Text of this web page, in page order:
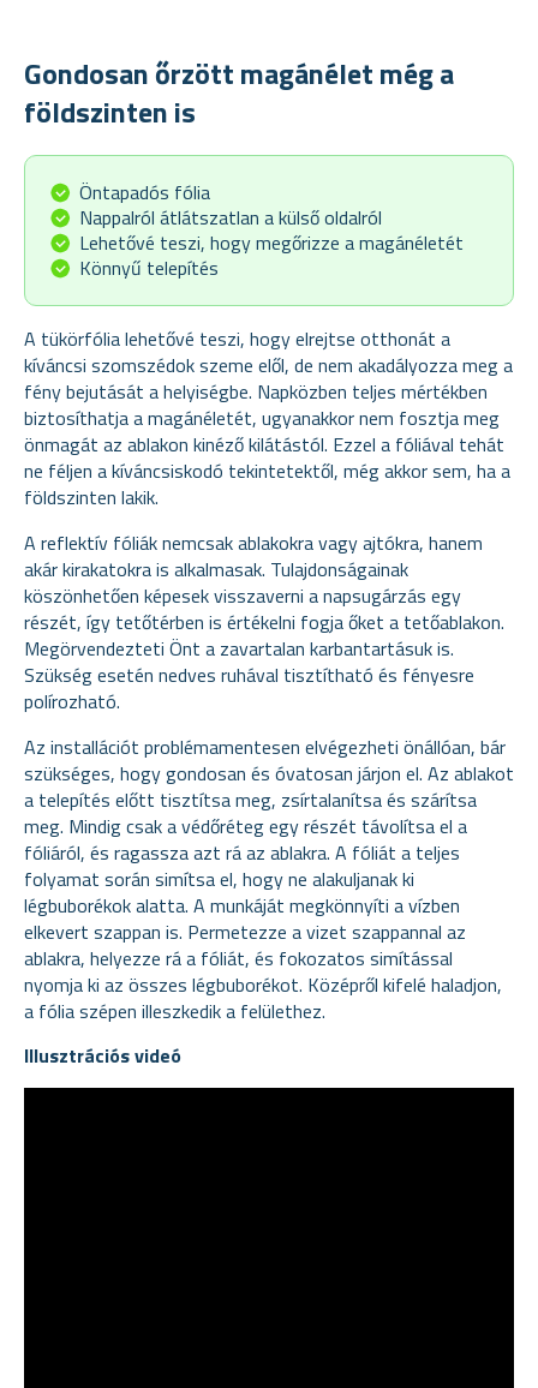
Gondosan őrzött magánélet még a
földszinten is
Öntapadós fólia
Nappalról átlátszatlan a külső oldalról
Lehetővé teszi, hogy megőrizze a magánéletét
Könnyű telepítés
A tükörfólia lehetővé teszi, hogy elrejtse otthonát a
kíváncsi szomszédok szeme elől, de nem akadályozza meg a
fény bejutását a helyiségbe. Napközben teljes mértékben
biztosíthatja a magánéletét, ugyanakkor nem fosztja meg
önmagát az ablakon kinéző kilátástól. Ezzel a fóliával tehát
ne féljen a kíváncsiskodó tekintetektől, még akkor sem, ha a
földszinten lakik.
A reflektív fóliák nemcsak ablakokra vagy ajtókra, hanem
akár kirakatokra is alkalmasak. Tulajdonságainak
köszönhetően képesek visszaverni a napsugárzás egy
részét, így tetőtérben is értékelni fogja őket a tetőablakon.
Megörvendezteti Önt a zavartalan karbantartásuk is.
Szükség esetén nedves ruhával tisztítható és fényesre
polírozható.
Az installációt problémamentesen elvégezheti önállóan, bár
szükséges, hogy gondosan és óvatosan járjon el. Az ablakot
a telepítés előtt tisztítsa meg, zsírtalanítsa és szárítsa
meg. Mindig csak a védőréteg egy részét távolítsa el a
fóliáról, és ragassza azt rá az ablakra. A fóliát a teljes
folyamat során simítsa el, hogy ne alakuljanak ki
légbuborékok alatta. A munkáját megkönnyíti a vízben
elkevert szappan is. Permetezze a vizet szappannal az
ablakra, helyezze rá a fóliát, és fokozatos simítással
nyomja ki az összes légbuborékot. Középről kifelé haladjon,
a fólia szépen illeszkedik a felülethez.
Illusztrációs videó